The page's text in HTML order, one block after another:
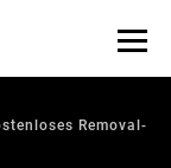
Removal-